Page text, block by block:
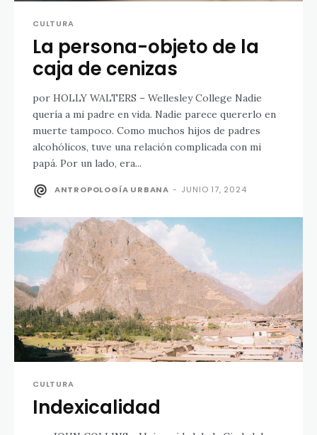
CULTURA
La persona-objeto de la
caja de cenizas
por HOLLY WALTERS – Wellesley College Nadie
quería a mi padre en vida. Nadie parece quererlo en
muerte tampoco. Como muchos hijos de padres
alcohólicos, tuve una relación complicada con mi
papá. Por un lado, era...
ANTROPOLOGÍA URBANA - JUNIO 17, 2024
CULTURA
Indexicalidad